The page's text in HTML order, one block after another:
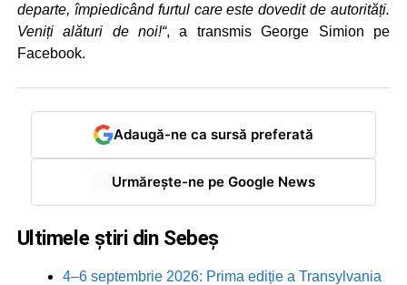
departe, împiedicând furtul care este dovedit de autorități.
Veniți alături de noi!“, a transmis George Simion pe
Facebook.
Adaugă-ne ca sursă preferată
Urmărește-ne pe Google News
Ultimele știri din Sebeș
4–6 septembrie 2026: Prima ediție a Transylvania